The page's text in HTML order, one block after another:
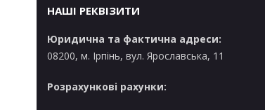
НАШІ РЕКВІЗИТИ
Юридична та фактична адреси:
08200, м. Ірпінь, вул. Ярославська, 11
Розрахункові рахунки: